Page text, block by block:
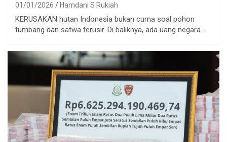
01/01/2026 Hamdani S Rukiah
KERUSAKAN hutan Indonesia bukan cuma soal pohon
tumbang dan satwa terusir. Di baliknya, ada uang negara…